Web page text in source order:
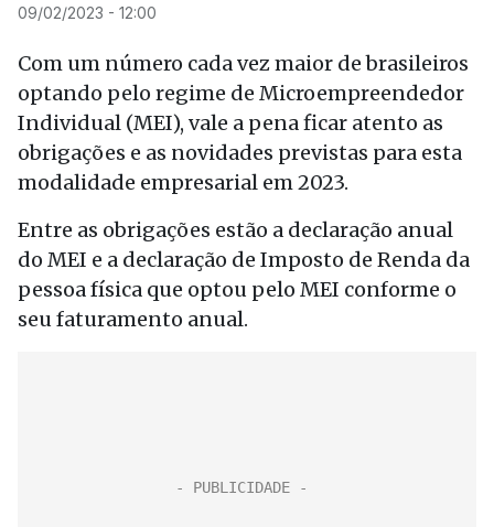
09/02/2023 - 12:00
Com um número cada vez maior de brasileiros
optando pelo regime de Microempreendedor
Individual (MEI), vale a pena ficar atento as
obrigações e as novidades previstas para esta
modalidade empresarial em 2023.
Entre as obrigações estão a declaração anual
do MEI e a declaração de Imposto de Renda da
pessoa física que optou pelo MEI conforme o
seu faturamento anual.